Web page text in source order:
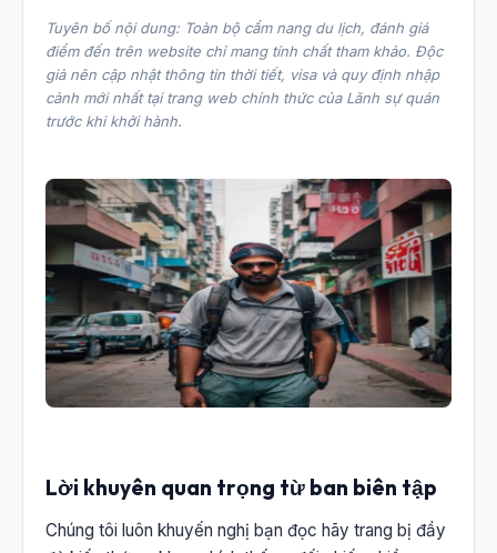
Tuyên bố nội dung: Toàn bộ cẩm nang du lịch, đánh giá
điểm đến trên website chỉ mang tính chất tham khảo. Độc
giả nên cập nhật thông tin thời tiết, visa và quy định nhập
cảnh mới nhất tại trang web chính thức của Lãnh sự quán
trước khi khởi hành.
Lời khuyên quan trọng từ ban biên tập
Chúng tôi luôn khuyến nghị bạn đọc hãy trang bị đầy